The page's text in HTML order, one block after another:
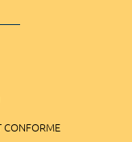
CONFORME